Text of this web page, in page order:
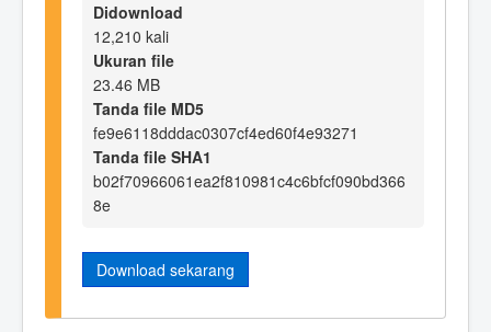
Didownload
12,210 kali
Ukuran file
23.46 MB
Tanda file MD5
fe9e6118dddac0307cf4ed60f4e93271
Tanda file SHA1
b02f70966061ea2f810981c4c6bfcf090bd366
8e
Download sekarang